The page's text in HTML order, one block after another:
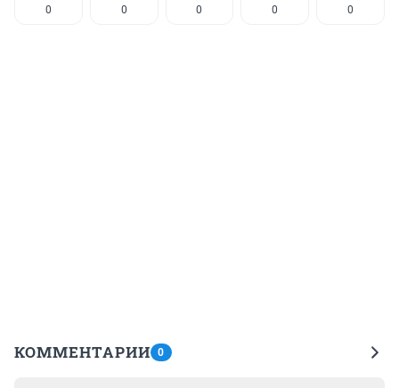
0 0 0 0 0
КОММЕНТАРИИ 0